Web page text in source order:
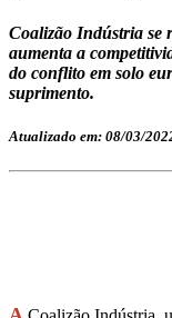
Coalizão Indústria se
aumenta a
do conflito em solo
suprimento.
Atualizado em: 08/03/